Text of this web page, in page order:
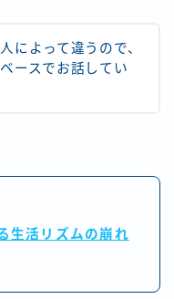
によって違うので、
ースでお話してい
生活リズムの崩れ